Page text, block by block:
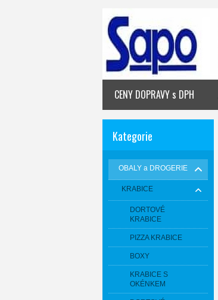
CENY DOPRAVY s DPH
Kategorie
OBALY a DROGERIE
KRABICE
DORTOVÉ
KRABICE
PIZZA KRABICE
BOXY
KRABICE S
OKÉNKEM